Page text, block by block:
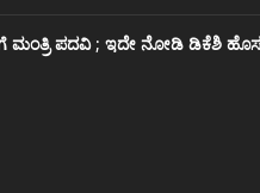
ಮಂತ್ರಿ ಪದವಿ ; ಇದೇ ನೋಡಿ‌ ಡಿಕೆಶಿ